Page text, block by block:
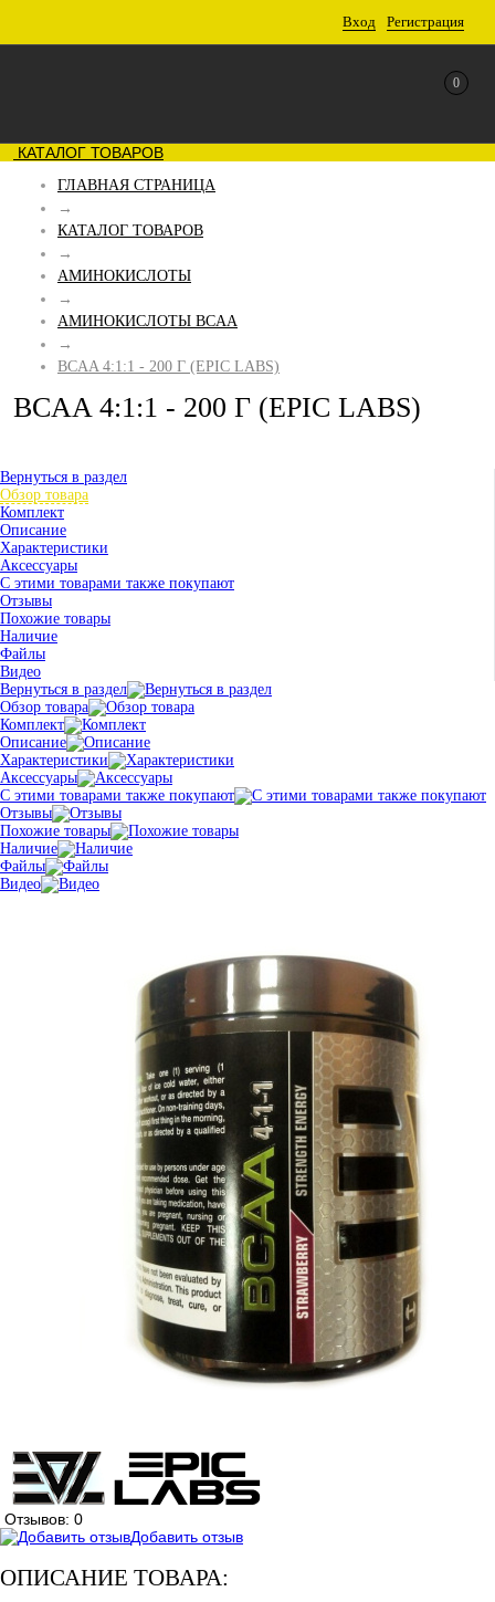
Вход Регистрация
0
КАТАЛОГ ТОВАРОВ
ГЛАВНАЯ СТРАНИЦА
→
КАТАЛОГ ТОВАРОВ
→
АМИНОКИСЛОТЫ
→
АМИНОКИСЛОТЫ BCAA
→
BCAA 4:1:1 - 200 Г (EPIC LABS)
BCAA 4:1:1 - 200 Г (EPIC LABS)
Вернуться в раздел
Обзор товара
Комплект
Описание
Характеристики
Аксессуары
С этими товарами также покупают
Отзывы
Похожие товары
Наличие
Файлы
Видео
Вернуться в раздел
Обзор товара
Комплект
Описание
Характеристики
Аксессуары
С этими товарами также покупают
Отзывы
Похожие товары
Наличие
Файлы
Видео
Отзывов: 0
Добавить отзыв
ОПИСАНИЕ ТОВАРА: